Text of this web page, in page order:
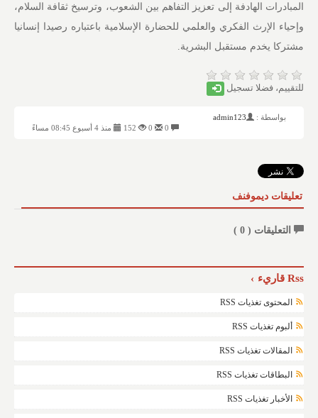
المبادرات الهادفة إلى تعزيز التفاهم بين الشعوب، وترسيخ ثقافة السلام،
وإحياء الإرث الفكري والعلمي للحضارة الإسلامية باعتباره رصيدا إنسانيا
مشتركا يخدم مستقبل البشرية.
للتقييم، فضلا تسجيل
بواسطة :
admin123
152 منذ 4 أسبوع 08:45 مساءً
تعليقات ديموفنف
التعليقات ( 0
)
Rss قاريء
المحتوى تغذيات RSS
ألبوم تغذيات RSS
المقالات تغذيات RSS
البطاقات تغذيات RSS
الأخبار تغذيات RSS